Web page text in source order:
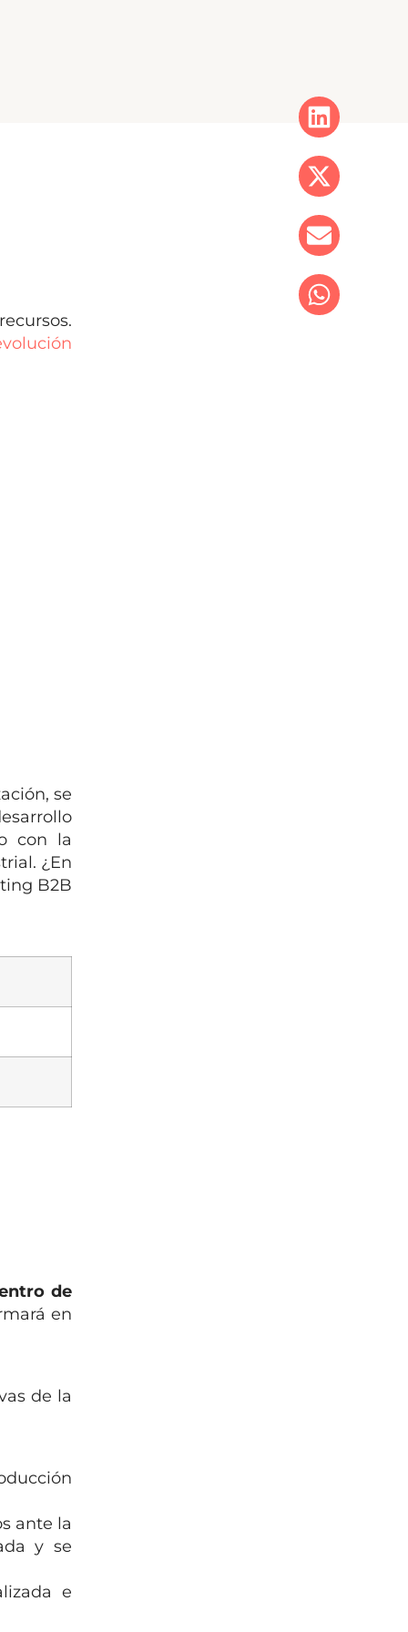
se
con la
¿En
B2B
de
en
de la
ante la
y se
e